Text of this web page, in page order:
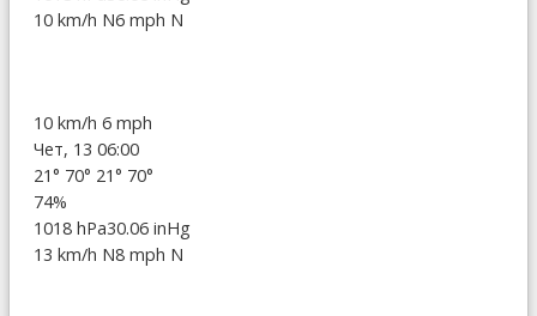
10 km/h N6 mph N
10 km/h 6 mph
Чет, 13 06:00
21° 70° 21° 70°
74%
1018 hPa30.06 inHg
13 km/h N8 mph N